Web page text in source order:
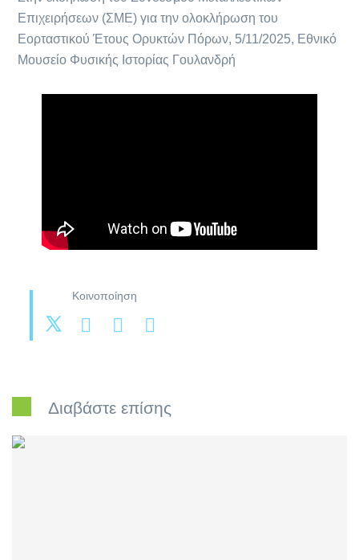
Επιχειρήσεων (ΣΜΕ) για την ολοκλήρωση του
Εορταστικού Έτους Ορυκτών Πόρων, 5/11/2025, Εθνικό
Μουσείο Φυσικής Ιστορίας Γουλανδρή
Κοινοποίηση
Διαβάστε επίσης